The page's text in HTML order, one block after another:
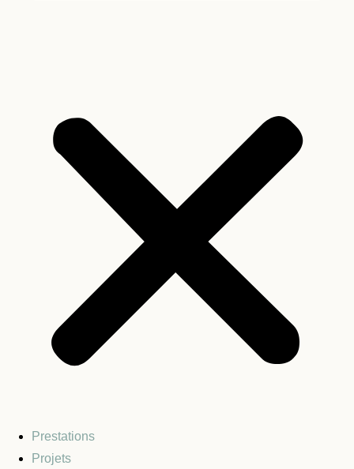
Prestations
Projets